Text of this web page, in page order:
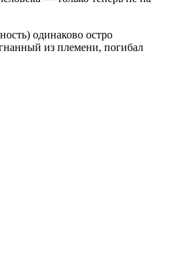
одинаково остро
из племени, погибал